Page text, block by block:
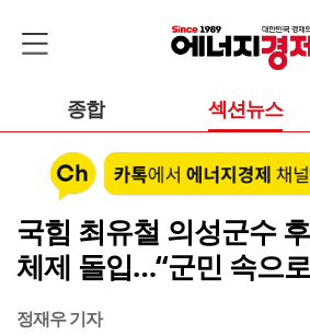
종합 섹션뉴스
국힘 최유철 의성군수
체제 돌입…“군민 속으
정재우 기자